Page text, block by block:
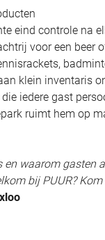
eind controle na
voor een beer
klein inventaris
iedere gast
ruimt hem op
en waarom gasten
bij PUUR?